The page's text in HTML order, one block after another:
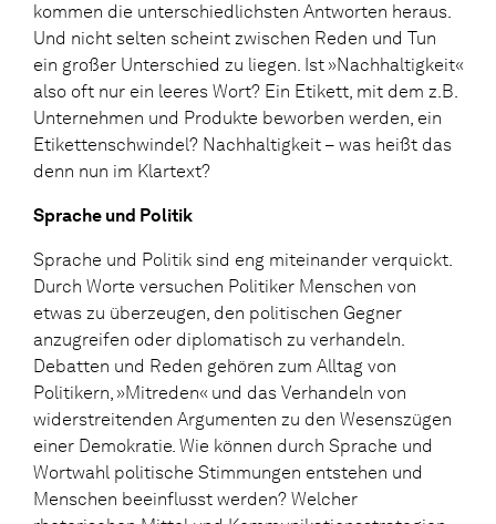
kommen die unterschiedlichsten Antworten heraus.
Und nicht selten scheint zwischen Reden und Tun
ein großer Unterschied zu liegen. Ist »Nachhaltigkeit«
also oft nur ein leeres Wort? Ein Etikett, mit dem z.B.
Unternehmen und Produkte beworben werden, ein
Etikettenschwindel? Nachhaltigkeit – was heißt das
denn nun im Klartext?
Sprache und Politik
Sprache und Politik sind eng miteinander verquickt.
Durch Worte versuchen Politiker Menschen von
etwas zu überzeugen, den politischen Gegner
anzugreifen oder diplomatisch zu verhandeln.
Debatten und Reden gehören zum Alltag von
Politikern, »Mitreden« und das Verhandeln von
widerstreitenden Argumenten zu den Wesenszügen
einer Demokratie. Wie können durch Sprache und
Wortwahl politische Stimmungen entstehen und
Menschen beeinflusst werden? Welcher